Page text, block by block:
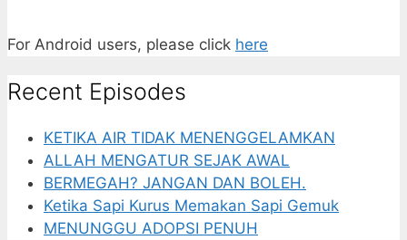
For Android users, please click here
Recent Episodes
KETIKA AIR TIDAK MENENGGELAMKAN
ALLAH MENGATUR SEJAK AWAL
BERMEGAH? JANGAN DAN BOLEH.
Ketika Sapi Kurus Memakan Sapi Gemuk
MENUNGGU ADOPSI PENUH